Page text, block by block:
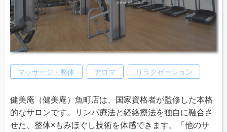
マッサージ・整体 アロマ リラクゼーション
健美庵（健美庵）魚町店は、国家資格者が監修した本格
的なサロンです。リンパ療法と経絡療法を独自に融合さ
せた、整体×もみほぐし技術を体感できます。「他のサ